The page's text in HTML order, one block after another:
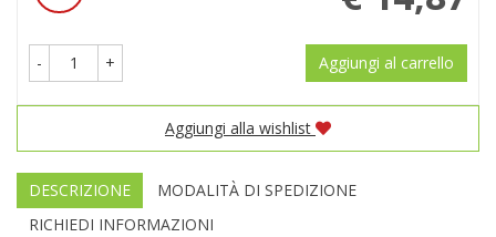
scontato
- + Aggiungi al carrello
Aggiungi alla wishlist
DESCRIZIONE
MODALITÀ DI SPEDIZIONE
RICHIEDI INFORMAZIONI